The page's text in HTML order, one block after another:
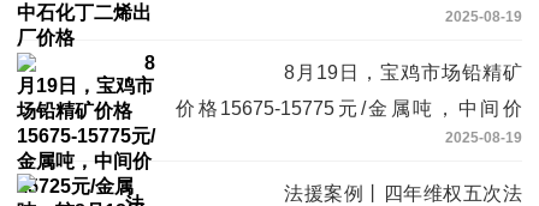
2025-08-19
8月19日，宝鸡市场铅精矿
价格15675-15775元/金属吨，中间价
15725元/金属吨，较8月18日涨25元/金
属吨。_今日快看
2025-08-19
法援案例丨四年维权五次法